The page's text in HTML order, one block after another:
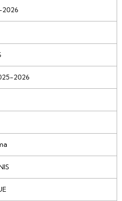
2026
2026